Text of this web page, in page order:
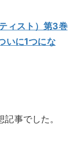
ィスト）第3巻
いに1つにな
事でした。